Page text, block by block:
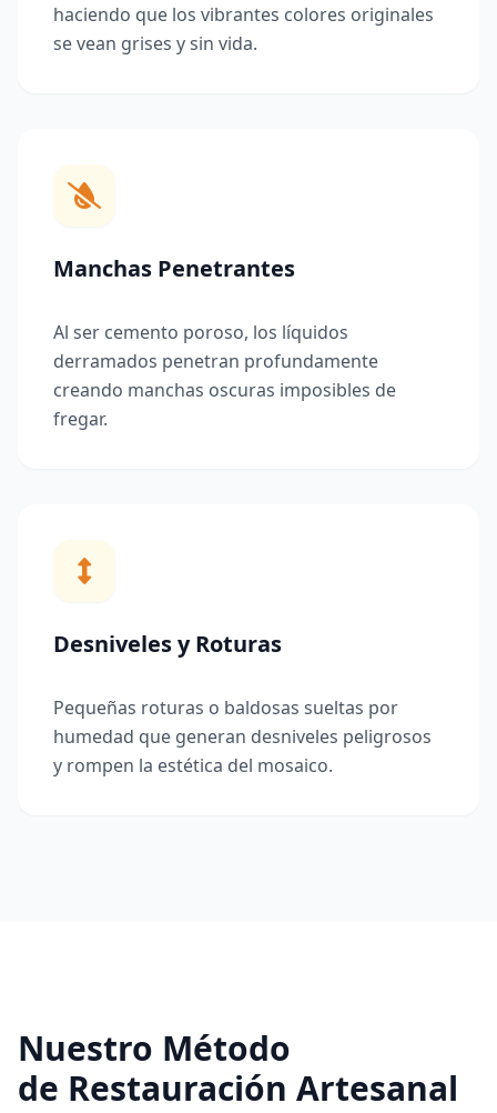
haciendo que los vibrantes colores originales
se vean grises y sin vida.
Manchas Penetrantes
Al ser cemento poroso, los líquidos
derramados penetran profundamente
creando manchas oscuras imposibles de
fregar.
Desniveles y Roturas
Pequeñas roturas o baldosas sueltas por
humedad que generan desniveles peligrosos
y rompen la estética del mosaico.
Nuestro Método
de Restauración Artesanal